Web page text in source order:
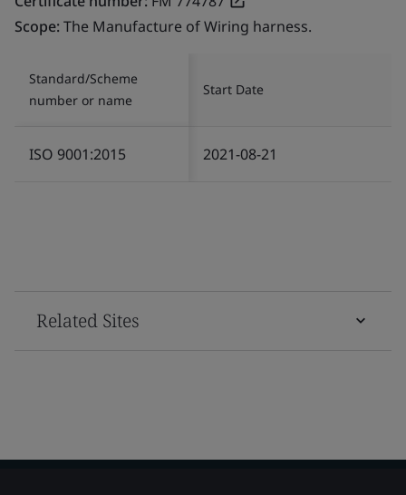
Scope:The Manufacture of Wiring harness.
Standard/Scheme
number or name
Start Date
ISO 9001:2015 2021-08-21
Related Sites